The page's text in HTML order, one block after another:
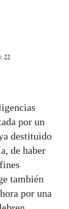
22
por un
destituido
de haber
también
por una